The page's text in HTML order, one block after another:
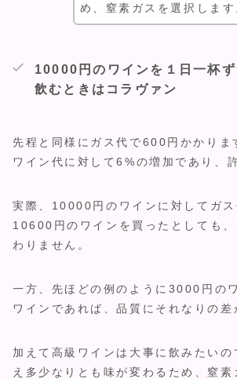
め、窒素ガスを選択します
10000円のワインを１日一杯
飲むときはコラヴァン
先程と同様にガス代で600円かかりま
ワイン代に対して6%の増加であり、
実際、10000円のワインに対してガス
10600円のワインを買ったとしても
わりません。
一方、先ほどの例のように3000円の
ワインであれば、品質にそれなりの差
加えて高級ワインは大事に飲みたいの
え多少なりとも味が変わるため、窒素